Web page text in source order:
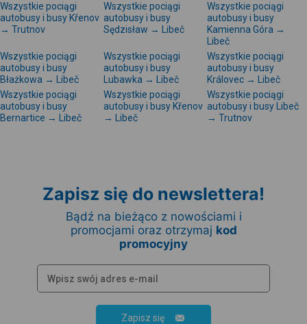
Wszystkie pociągi
autobusy i busy Křenov
→ Trutnov
Wszystkie pociągi
autobusy i busy
Sędzisław → Libeč
Wszystkie pociągi
autobusy i busy
Kamienna Góra →
Libeč
Wszystkie pociągi
autobusy i busy
Błażkowa → Libeč
Wszystkie pociągi
autobusy i busy
Lubawka → Libeč
Wszystkie pociągi
autobusy i busy
Královec → Libeč
Wszystkie pociągi
autobusy i busy
Bernartice → Libeč
Wszystkie pociągi
autobusy i busy Křenov
→ Libeč
Wszystkie pociągi
autobusy i busy Libeč
→ Trutnov
Zapisz się do newslettera!
Bądź na bieżąco z nowościami i
promocjami oraz otrzymaj kod
promocyjny
Zapisz się